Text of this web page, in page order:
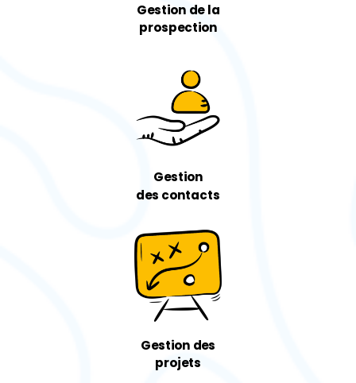
Gestion de la
prospection
Gestion
des contacts
Gestion des
projets